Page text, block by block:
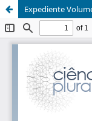
Expediente